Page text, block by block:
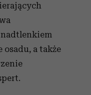
osadu, a także